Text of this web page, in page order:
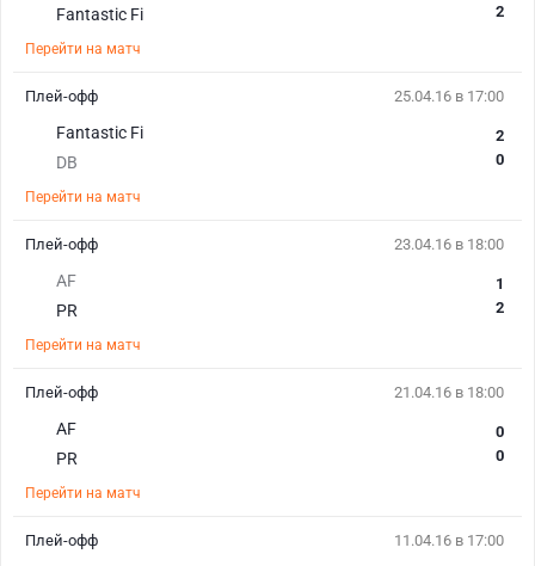
Fantastic Fi
2
Перейти на матч
25.04.16 в 17:00
Fantastic Fi
DB
2
0
Перейти на матч
Плей-офф
23.04.16 в 18:00
AF
PR
1
2
Перейти на матч
Плей-офф
21.04.16 в 18:00
AF
PR
0
0
Перейти на матч
Плей-офф
11.04.16 в 17:00
Плей-офф